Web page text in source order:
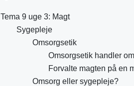
Tema 9 uge 3: Magt
Sygepleje
Omsorgsetik
Omsorgsetik handler
Forvalte magten på en
Omsorg eller sygepleje?